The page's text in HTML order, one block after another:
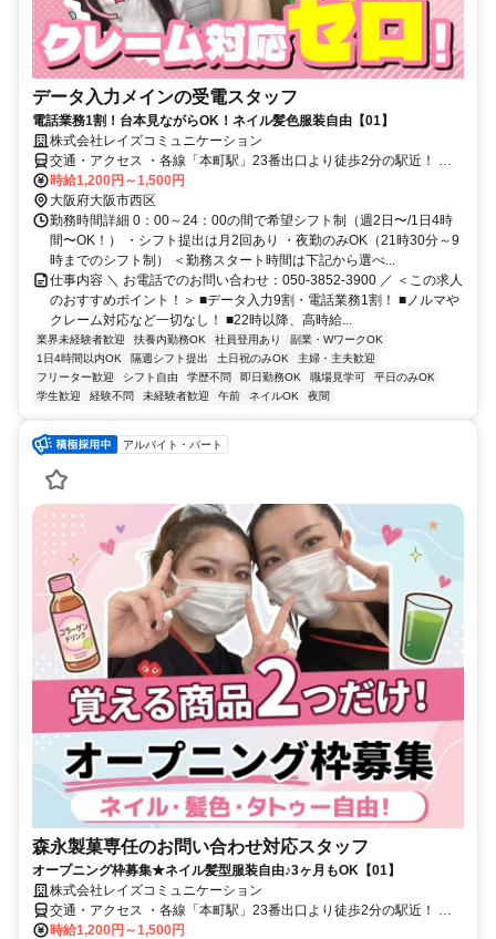
データ入力メインの受電スタッフ
電話業務1割！台本見ながらOK！ネイル髪色服装自由【01】
株式会社レイズコミュニケーション
交通・アクセス ・各線「本町駅」23番出口より徒歩2分の駅近！ ・
長堀鶴見緑地線「西大橋駅」より徒歩10分 ・四ツ橋線「四ツ橋駅」
より徒歩10分 ・御堂筋線「心斎橋駅」より徒歩10分
時給1,200円～1,500円
大阪府大阪市西区
勤務時間詳細 0：00～24：00の間で希望シフト制（週2日〜/1日4時
間〜OK！） ・シフト提出は月2回あり ・夜勤のみOK（21時30分～9
時までのシフト制） ＜勤務スタート時間は下記から選べ...
仕事内容 ＼ お電話でのお問い合わせ：050-3852-3900 ／ ＜この求人
のおすすめポイント！＞ ■データ入力9割・電話業務1割！ ■ノルマや
クレーム対応など一切なし！ ■22時以降、高時給...
業界未経験者歓迎 扶養内勤務OK 社員登用あり
副業・WワークOK
1日4時間以内OK
隔週シフト提出 土日祝のみOK
主婦・主夫歓迎
フリーター歓迎
シフト自由 学歴不問 即日勤務OK 職場見学可
平日のみOK
学生歓迎
経験不問 未経験者歓迎 午前 ネイルOK 夜間
アルバイト・パート
森永製菓専任のお問い合わせ対応スタッフ
オープニング枠募集★ネイル髪型服装自由♪3ヶ月もOK【01】
株式会社レイズコミュニケーション
交通・アクセス ・各線「本町駅」23番出口より徒歩2分の駅近！ ・
長堀鶴見緑地線「西大橋駅」より徒歩10分 ・四ツ橋線「四ツ橋駅」
時給1,200円～1,500円